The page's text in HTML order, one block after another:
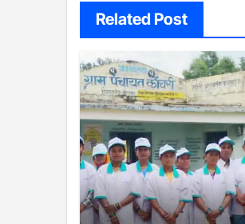
Related Post